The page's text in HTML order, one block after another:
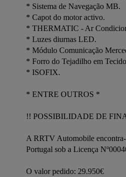
* Sistema de Navegação MB.
* Capot do motor activo.
* THERMATIC - Ar
* Luzes diurnas LED.
* Módulo Comunicação
* Forro do Tejadilho em
* ISOFIX.
* ENTRE OUTROS *
!! POSSIBILIDADE DE
A RRTV Automobile
Portugal sob a Licença
O valor pedido: 29.950€